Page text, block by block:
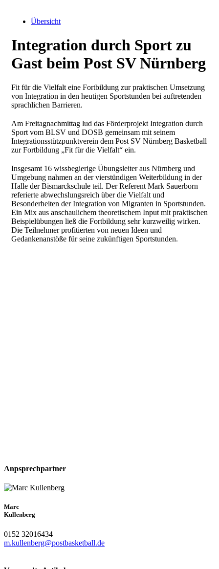
Übersicht
Integration durch Sport zu
Gast beim Post SV Nürnberg
Fit für die Vielfalt eine Fortbildung zur praktischen Umsetzung
von Integration in den heutigen Sportstunden bei auftretenden
sprachlichen Barrieren.
Am Freitagnachmittag lud das Förderprojekt Integration durch
Sport vom BLSV und DOSB gemeinsam mit seinem
Integrationsstützpunktverein dem Post SV Nürnberg Basketball
zur Fortbildung „Fit für die Vielfalt“ ein.
Insgesamt 16 wissbegierige Übungsleiter aus Nürnberg und
Umgebung nahmen an der vierstündigen Weiterbildung in der
Halle der Bismarckschule teil. Der Referent Mark Sauerborn
referierte abwechslungsreich über die Vielfalt und
Besonderheiten der Integration von Migranten in Sportstunden.
Ein Mix aus anschaulichem theoretischem Input mit praktischen
Beispielübungen ließ die Fortbildung sehr kurzweilig wirken.
Die Teilnehmer profitierten von neuen Ideen und
Gedankenanstöße für seine zukünftigen Sportstunden.
Anpsprechpartner
Marc
Kullenberg
0152 32016434
m.kullenberg@postbasketball.de